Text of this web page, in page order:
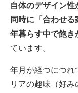
自体のデザイン性
同時に「合わせ
年暮らす中で飽き
ています。
年月が経つにつれ
リアの趣味（好